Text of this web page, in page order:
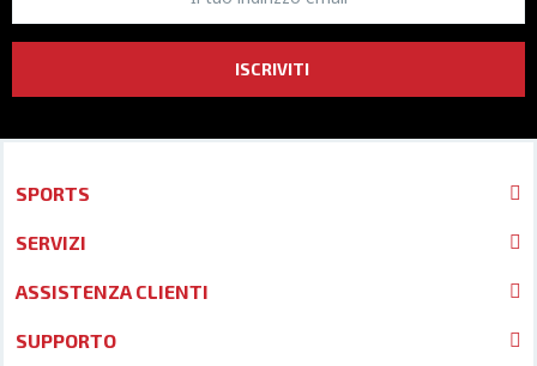
ISCRIVITI
SPORTS
SERVIZI
ASSISTENZA CLIENTI
SUPPORTO